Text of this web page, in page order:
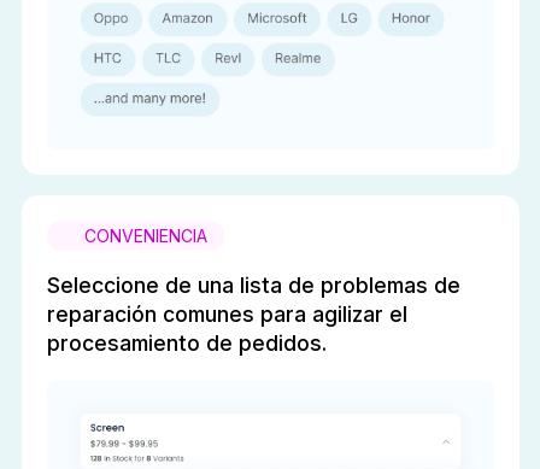
CONVENIENCIA
Seleccione de una lista de problemas de
reparación comunes para agilizar el
procesamiento de pedidos.